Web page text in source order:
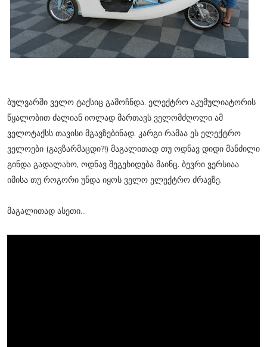
ბულვარში ველო ტაქსიც გამოჩნდა. ელექტრო აკუმულიატორის
წყალობით ძალიან იოლად მართავს ველომძღოლი ამ
ველოტაქსს თავისი მგავზებინად. კარგი რამაა ეს ელექტრო
ველოები (გავზარმაცდი?!) მაგალითად თუ ოდნავ დიდი მანძილი
გინდა გადალახო, ოდნავ შეგეხიდება მაინც. ბევრი ვერსიაა
იმისა თუ როგორი უნდა იყოს ველო ელექტრო ძრავზე.
მაგალითად ასეთი...